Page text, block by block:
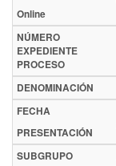
Online
NÚMERO
EXPEDIENTE
PROCESO
DENOMINACIÓN
FECHA
PRESENTACIÓN
SUBGRUPO